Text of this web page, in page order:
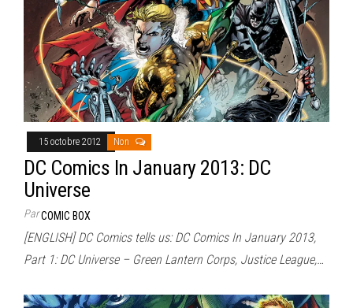
15 octobre 2012 Non
DC Comics In January 2013: DC
Universe
ParCOMIC BOX
[ENGLISH] DC Comics tells us: DC Comics In January 2013,
Part 1: DC Universe – Green Lantern Corps, Justice League,…